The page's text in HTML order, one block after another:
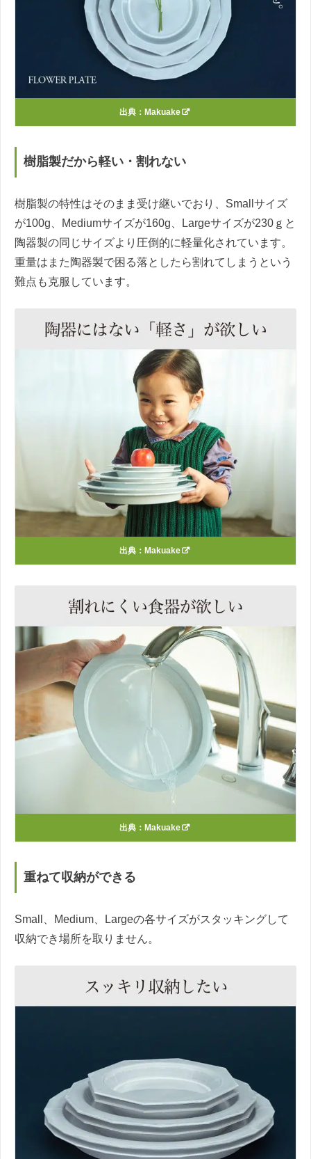
出典： Makuake
樹脂製だから軽い・割れない
樹脂製の特性はそのまま受け継いでおり、Smallサイズ
が100g、Mediumサイズが160g、Largeサイズが230ｇと
陶器製の同じサイズより圧倒的に軽量化されています。
重量はまた陶器製で困る落としたら割れてしまうという
難点も克服しています。
出典： Makuake
出典： Makuake
重ねて収納ができる
Small、Medium、Largeの各サイズがスタッキングして
収納でき場所を取りません。